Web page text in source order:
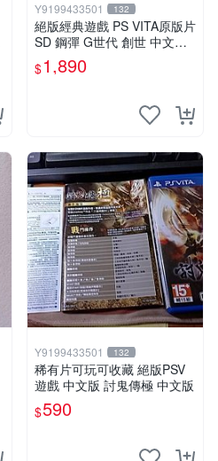
Y9199433501 132
絕版經典遊戲 PS VITA原版片
SD 鋼彈 G世代 創世 中文版
本篇遊戲片+追加資料片
$1,890
Y9199433501 132
稀有片可玩可收藏 絕版PSV
遊戲 中文版 討鬼傳極 中文版
$590